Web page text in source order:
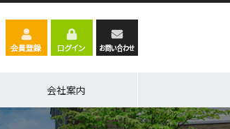
会社案内